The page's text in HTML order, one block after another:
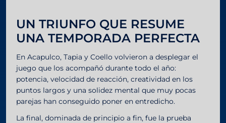
UN TRIUNFO QUE RESUME
UNA TEMPORADA PERFECTA
En Acapulco, Tapia y Coello volvieron a desplegar el
juego que los acompañó durante todo el año:
potencia, velocidad de reacción, creatividad en los
puntos largos y una solidez mental que muy pocas
parejas han conseguido poner en entredicho.
La final, dominada de principio a fin, fue la prueba